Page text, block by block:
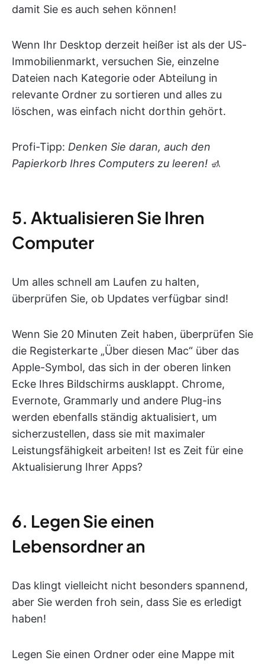
damit Sie es auch sehen können!
Wenn Ihr Desktop derzeit heißer ist als der US-
Immobilienmarkt, versuchen Sie, einzelne
Dateien nach Kategorie oder Abteilung in
relevante Ordner zu sortieren und alles zu
löschen, was einfach nicht dorthin gehört.
Profi-Tipp: Denken Sie daran, auch den
Papierkorb Ihres Computers zu leeren! 🚮
5. Aktualisieren Sie Ihren
Computer
Um alles schnell am Laufen zu halten,
überprüfen Sie, ob Updates verfügbar sind!
Wenn Sie 20 Minuten Zeit haben, überprüfen Sie
die Registerkarte „Über diesen Mac“ über das
Apple-Symbol, das sich in der oberen linken
Ecke Ihres Bildschirms ausklappt. Chrome,
Evernote, Grammarly und andere Plug-ins
werden ebenfalls ständig aktualisiert, um
sicherzustellen, dass sie mit maximaler
Leistungsfähigkeit arbeiten! Ist es Zeit für eine
Aktualisierung Ihrer Apps?
6. Legen Sie einen
Lebensordner an
Das klingt vielleicht nicht besonders spannend,
aber Sie werden froh sein, dass Sie es erledigt
haben!
Legen Sie einen Ordner oder eine Mappe mit